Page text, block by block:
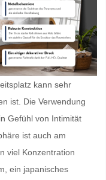
kann sehr
ist. Die Verwendung
Gefühl von Intimität
ist auch am
viel Konzentration
ein japanisches